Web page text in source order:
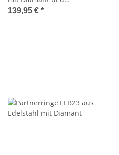
Lasergravur ELB5
139,95 € *